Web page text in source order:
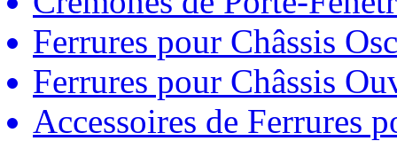
Ferrures pour Châssis
Ferrures pour Châssis
Accessoires de Ferrures